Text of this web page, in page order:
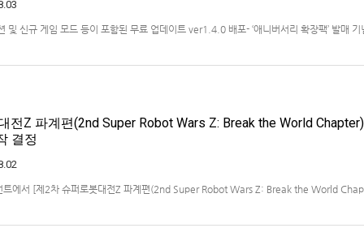
및 신규 게임 모드 등이 포함된 무료 업데이트 ver1.4.0 배포- ‘애니버서리 확장팩’ 발매 기
전Z 파계편(2nd Super Robot Wars Z: Break the World Chapter)
결정
트에서 [제2차 슈퍼로봇대전Z 파계편(2nd Super Robot Wars Z: Break the World